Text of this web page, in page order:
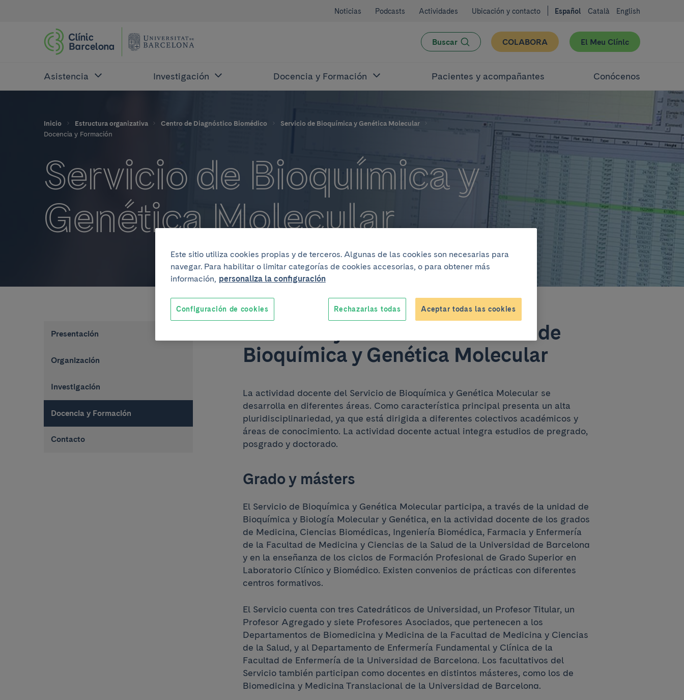
Noticias Podcasts Actividades Ubicación y contacto Español Català English
Buscar COLABORA El Meu Clínic
Asistencia Investigación Docencia y Formación Pacientes y acompañantes Conócenos
Inicio Estructura organizativa Centro de Diagnóstico Biomédico
Servicio de Bioquímica y Genética Molecular
Docencia y Formación
Servicio de Bioquímica y
Genética Molecular
Presentación
Organización
Investigación
Docencia y Formación
Contacto
Docencia y formación - Servicio de
Bioquímica y Genética Molecular
La actividad docente del Servicio de Bioquímica y Genética Molecular se
desarrolla en diferentes áreas. Como característica principal presenta un alta
pluridisciplinariedad, ya que está dirigida a diferentes colectivos académicos y
áreas de conocimiento. La actividad docente actual integra estudios de pregrado,
posgrado y doctorado.
Grado y másters
El Servicio de Bioquímica y Genética Molecular participa, a través de la unidad de
Bioquímica y Biología Molecular y Genética, en la actividad docente de los grados
de Medicina, Ciencias Biomédicas, Ingeniería Biomédica, Farmacia y Enfermería
de la Facultad de Medicina y Ciencias de la Salud de la Universidad de Barcelona
y en la enseñanza de los ciclos de Formación Profesional de Grado Superior en
Laboratorio Clínico y Biomédico. Existen convenios de prácticas con diferentes
centros formativos.
El Servicio cuenta con tres Catedráticos de Universidad, un Profesor Titular, un
Profesor Agregado y siete Profesores Asociados, que pertenecen a los
Departamentos de Biomedicina y Medicina de la Facultad de Medicina y Ciencias
de la Salud, y al Departamento de Enfermería Fundamental y Clínica de la
Facultad de Enfermería de la Universidad de Barcelona. Los facultativos del
Servicio también participan como docentes en distintos másteres, como los de
Biomedicina y Medicina Translacional de la Universidad de Barcelona.
Este sitio utiliza cookies propias y de terceros. Algunas de las cookies son necesarias para
navegar. Para habilitar o limitar categorías de cookies accesorias, o para obtener más
información, personaliza la configuración
Rechazarlas todas Aceptar todas las cookies
Configuración de cookies